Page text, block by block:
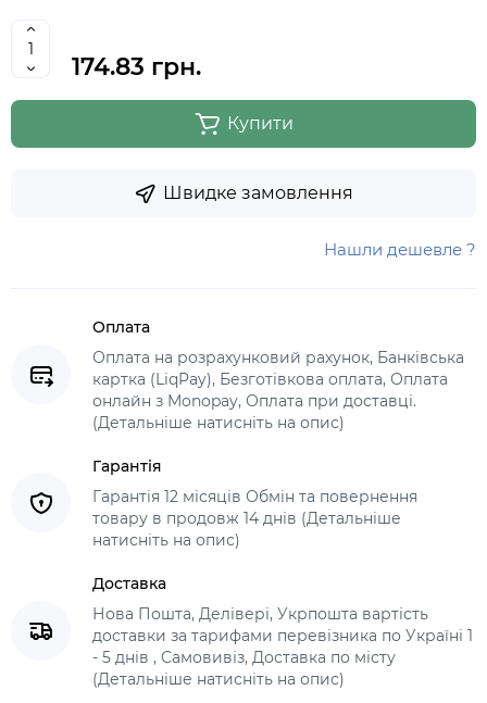
174.83 грн.
Купити
Швидке замовлення
Нашли дешевле ?
Оплата
Оплата на розрахунковий рахунок, Банківська
картка (LiqPay), Безготівкова оплата, Оплата
онлайн з Monopay, Оплата при доставці.
(Детальніше натисніть на опис)
Гарантія
Гарантія 12 місяців Обмін та повернення
товару в продовж 14 днів (Детальніше
натисніть на опис)
Доставка
Нова Пошта, Делівері, Укрпошта вартість
доставки за тарифами перевізника по Україні 1
- 5 днів , Самовивіз, Доставка по місту
(Детальніше натисніть на опис)